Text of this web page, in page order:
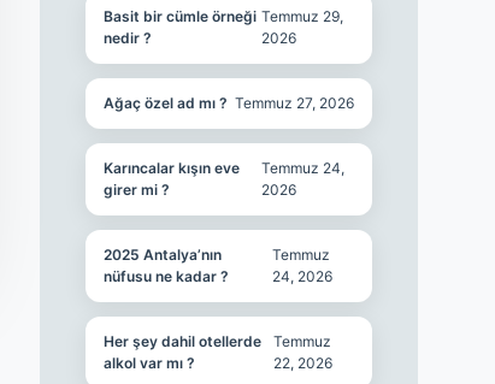
Basit bir cümle örneği
nedir ?
Temmuz 29,
2026
Ağaç özel ad mı ? Temmuz 27, 2026
Karıncalar kışın eve
girer mi ?
Temmuz 24,
2026
2025 Antalya’nın
nüfusu ne kadar ?
Temmuz
24, 2026
Her şey dahil otellerde
alkol var mı ?
Temmuz
22, 2026